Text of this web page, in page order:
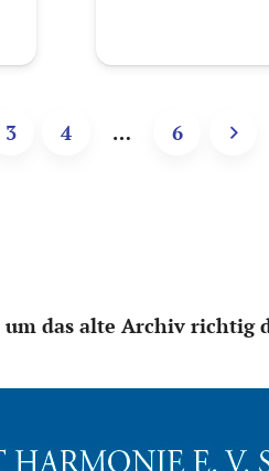
3 4 … 6
das alte Archiv richtig